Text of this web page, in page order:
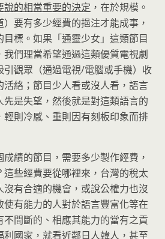
的相當重要的決定 ，在於規模。
要有多少經費的挹注才能成事，
標。如果「通靈少女」這類節目
們理當希望通過這類優質電視劇
引觀眾（通過電視/電腦或手機）收
絡；節目少人看或沒人看，語言
是失望，然後就是對這類語言的
輕則冷感、重則因有刻板印象而排
績的節目，需要多少製作經費，
些經費要從哪裡來，台灣的稅太
有合適的機會，或說公權力也沒
有能力的人對於語言豐富化等在
間斷的、相應其能力的當有之貢
國家，就看近鄰日人韓人，甚至